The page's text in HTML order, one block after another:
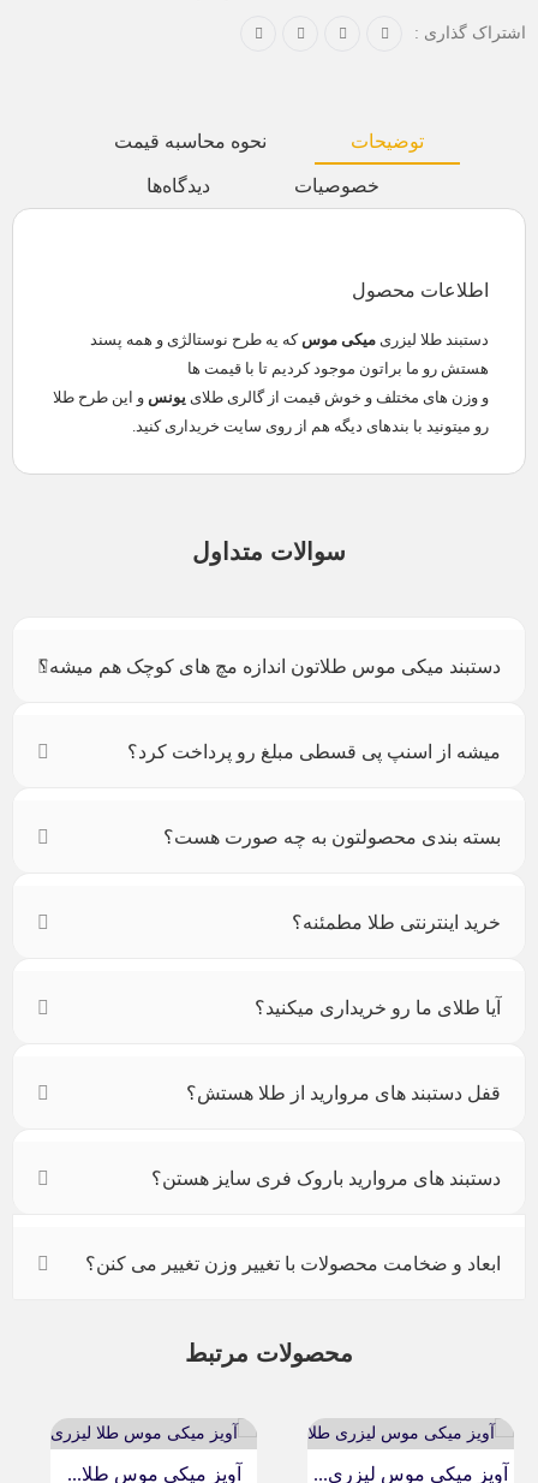
اشتراک گذاری :
توضیحات نحوه محاسبه قیمت
خصوصیات دیدگاه‌ها
اطلاعات محصول
دستبند طلا لیزری میکی موس که یه طرح نوستالژی و همه پسند
هستش رو ما براتون موجود کردیم تا با قیمت ها
و وزن های مختلف و خوش قیمت از گالری طلای یونس و این طرح طلا
رو میتونید با بندهای دیگه هم از روی سایت خریداری کنید.
سوالات متداول
دستبند میکی موس طلاتون اندازه مچ های کوچک هم میشه؟
میشه از اسنپ پی قسطی مبلغ رو پرداخت کرد؟
بسته بندی محصولتون به چه صورت هست؟
خرید اینترنتی طلا مطمئنه؟
آیا طلای ما رو خریداری میکنید؟
قفل دستبند های مروارید از طلا هستش؟
دستبند های مروارید باروک فری سایز هستن؟
ابعاد و ضخامت محصولات با تغییر وزن تغییر می کنن؟
محصولات مرتبط
آویز میکی موس لیزری... آویز میکی موس طلا...